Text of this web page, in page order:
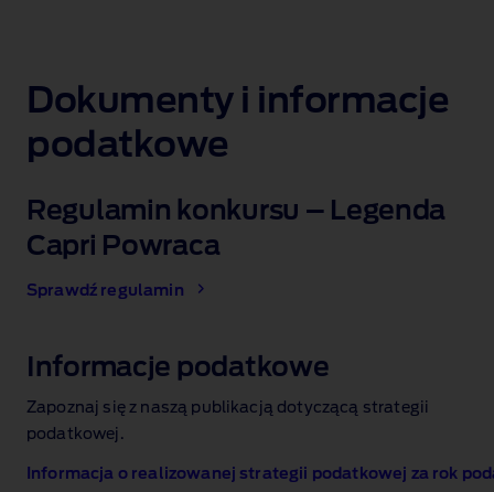
Dokumenty i informacje
podatkowe
Regulamin konkursu – Legenda
Capri Powraca
Sprawdź regulamin
Informacje podatkowe
Zapoznaj się z naszą publikacją dotyczącą strategii
podatkowej.
Informacja o realizowanej strategii podatkowej za rok